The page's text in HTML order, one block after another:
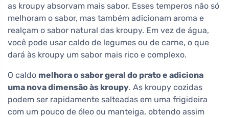
as kroupy absorvam mais sabor. Esses temperos não só
melhoram o sabor, mas também adicionam aroma e
realçam o sabor natural das kroupy. Em vez de água,
você pode usar caldo de legumes ou de carne, o que
dará às kroupy um sabor mais rico e complexo.
O caldo melhora o sabor geral do prato e adiciona
uma nova dimensão às kroupy. As kroupy cozidas
podem ser rapidamente salteadas em uma frigideira
com um pouco de óleo ou manteiga, obtendo assim